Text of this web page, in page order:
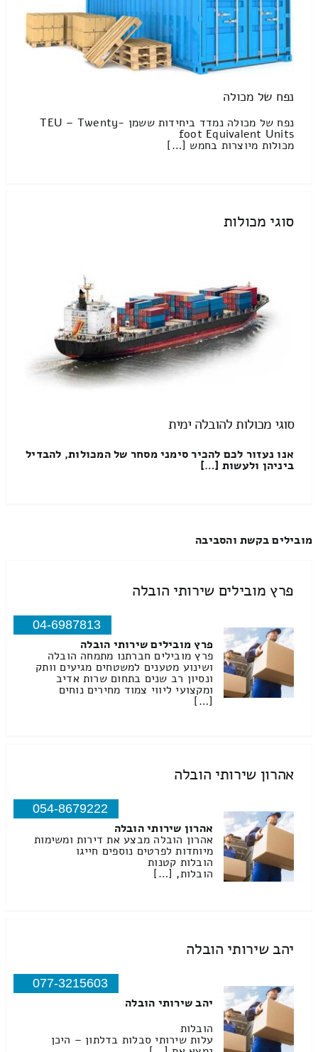
נפח של מכולה
נפח של מכולה נמדד ביחידות ששמן TEU – Twenty-
foot Equivalent Units
מכולות מיוצרות בחמש […]
סוגי מכולות
סוגי מכולות להובלה ימית
אנו נעזור לכם להכיר סימני מסחר של המכולות, להבדיל
ביניהן ולעשות […]
מובילים בקשת והסביבה
פרץ מובילים שירותי הובלה
04-6987813
פרץ מובילים שירותי הובלה
פרץ מובילים חברתנו מתמחה הובלה
ושינוע מטענים למשטחים מגיעים וותק
ונסיון רב שנים בתחום שרות אדיב
ומקצועי ליווי צמוד מחירים נוחים
[…]
אהרון שירותי הובלה
054-8679222
אהרון שירותי הובלה
אהרון הובלה מבצע את דירות ומשימות
מיוחדות לפרטים נוספים חייגו
הובלות קטנות
הובלות, […]
יהב שירותי הובלה
077-3215603
יהב שירותי הובלה
הובלות
עלות שירותי סבלות בדלתון – היכן